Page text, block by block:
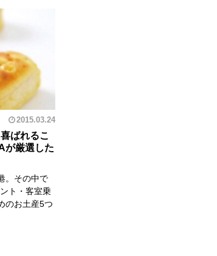
2015.03.24
ばれるこ
が厳選した
。その中で
ト・客室乗
のお土産5つ